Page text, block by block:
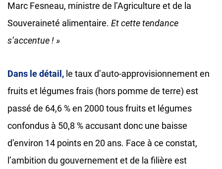
Marc Fesneau, ministre de l’Agriculture et de la
Souveraineté alimentaire. Et cette tendance
s’accentue ! »
Dans le détail, le taux d’auto-approvisionnement en
fruits et légumes frais (hors pomme de terre) est
passé de 64,6 % en 2000 tous fruits et légumes
confondus à 50,8 % accusant donc une baisse
d’environ 14 points en 20 ans. Face à ce constat,
l’ambition du gouvernement et de la filière est